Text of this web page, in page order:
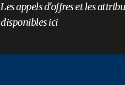
Les appels d'offres et les
disponibles ici